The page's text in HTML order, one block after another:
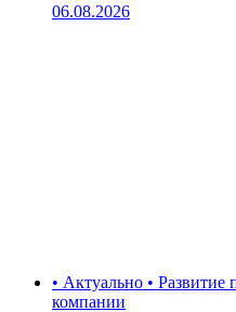
06.08.2026
• Актуально • Развитие
компании